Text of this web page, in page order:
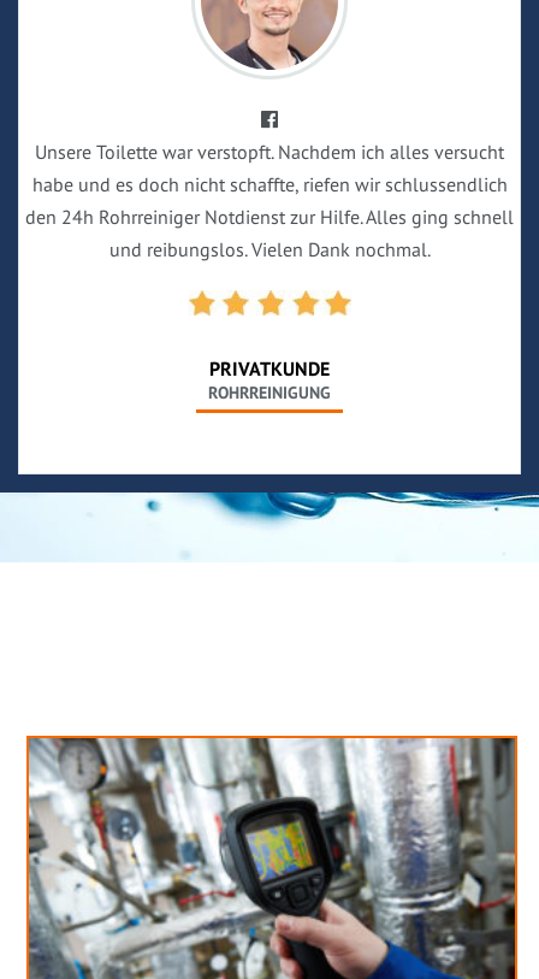
Unsere Toilette war verstopft. Nachdem ich alles versucht
habe und es doch nicht schaffte, riefen wir schlussendlich
den 24h Rohrreiniger Notdienst zur Hilfe. Alles ging schnell
und reibungslos. Vielen Dank nochmal.
PRIVATKUNDE
ROHRREINIGUNG